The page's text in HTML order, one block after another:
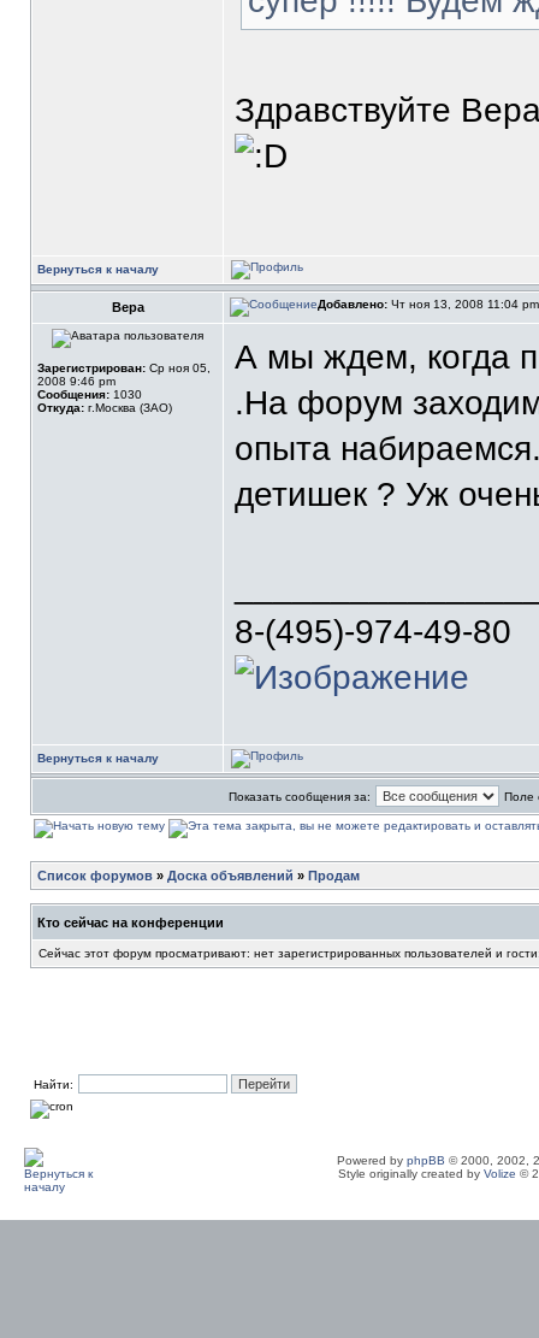
Здравствуйте
Вернуться к началу
Вера Добавлено: Чт ноя 13, 2008 11:04
Зарегистрирован: Ср ноя 05,
2008 9:46 pm
Сообщения: 1030
Откуда: г.Москва (ЗАО)
А мы ждем, когда
.На форум
опыта
детишек ? Уж
8-(495)-974-49-80
Вернуться к началу
Показать сообщения за: Поле
Список форумов » Доска объявлений » Продам
Кто сейчас на конференции
Сейчас этот форум просматривают: нет зарегистрированных пользователей и
Найти:
Powered by phpBB © 2000, 2002,
Style originally created by Volize ©